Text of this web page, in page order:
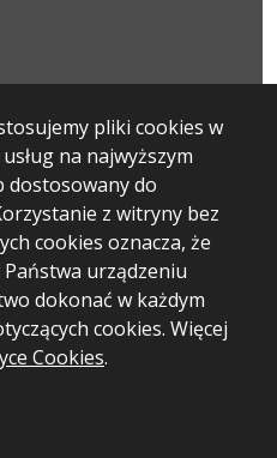
pliki cookies w
na najwyższym
dostosowany do
z witryny bez
cookies oznacza, że
urządzeniu
dokonać w każdym
cookies. Więcej
Cookies.
13:13